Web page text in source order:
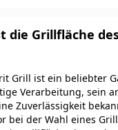
die Grillfläche
Grill ist ein beliebter
Verarbeitung, sein
Zuverlässigkeit
bei der Wahl eines